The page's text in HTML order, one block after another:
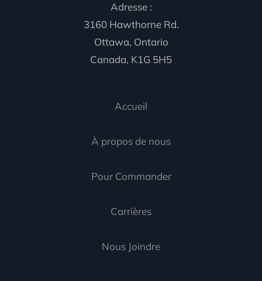
Adresse :
3160 Hawthorne Rd.
Ottawa, Ontario
Canada, K1G 5H5
Accueil
À propos de nous
Pour Commander
Carrières
Nous Joindre